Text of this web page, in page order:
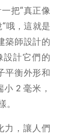
把“真正像
哦，這就是
築師設計的
設計它們的
平衡外形和
2 毫米，
。
力，讓人們